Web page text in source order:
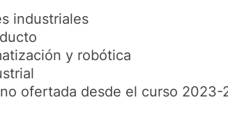
industriales
y robótica
ofertada desde el curso 2023-